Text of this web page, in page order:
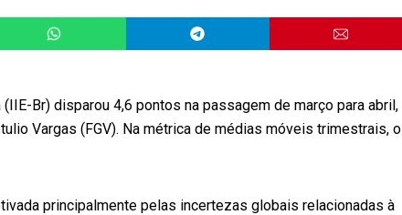
Br) disparou 4,6 pontos na passagem de março para abril,
Vargas (FGV). Na métrica de médias móveis trimestrais, o
principalmente pelas incertezas globais relacionadas à